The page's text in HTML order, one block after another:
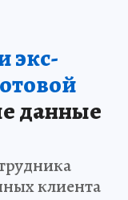
экс-
данные
клиента